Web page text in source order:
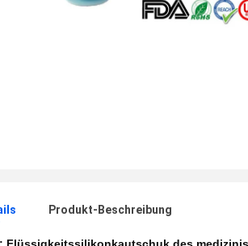
Produkt-Beschreibung